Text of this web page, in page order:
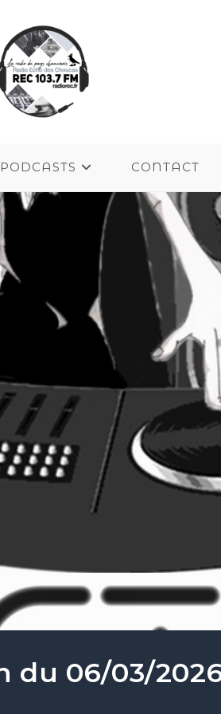
PODCASTS CONTACT
du 06/03/